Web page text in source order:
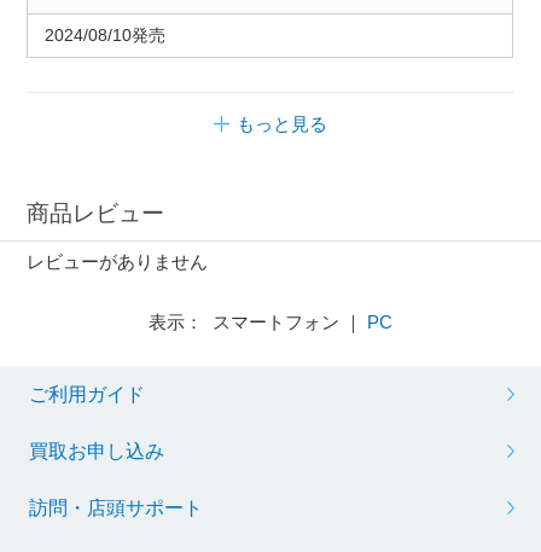
2024/08/10発売
もっと見る
商品レビュー
レビューがありません
表示： スマートフォン ｜ PC
ご利用ガイド
買取お申し込み
訪問・店頭サポート